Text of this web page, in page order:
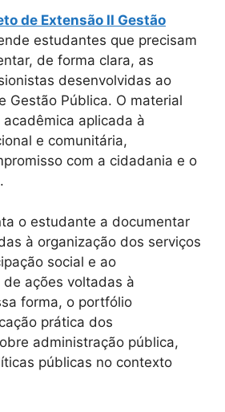
de Extensão II Gestão
estudantes que precisam
de forma clara, as
desenvolvidas ao
Gestão Pública. O material
aplicada à
e comunitária,
com a cidadania e o
o estudante a documentar
à organização dos serviços
social e ao
ações voltadas à
forma, o portfólio
prática dos
administração pública,
públicas no contexto